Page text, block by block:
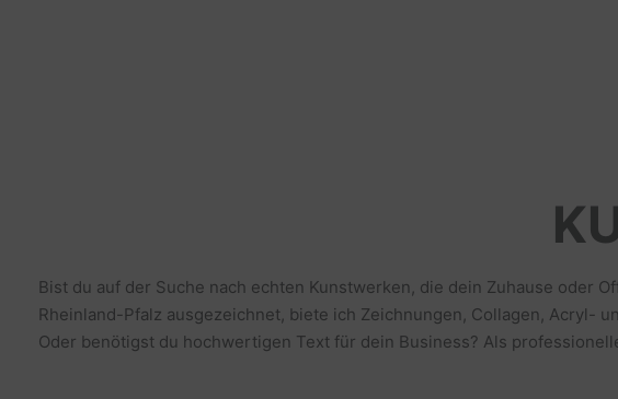
Bist du auf der Suche nach echten Kunstwerken, die dein Zuhause oder
Rheinland-Pfalz ausgezeichnet, biete ich Zeichnungen, Collagen, Acryl-
Oder benötigst du hochwertigen Text für dein Business? Als